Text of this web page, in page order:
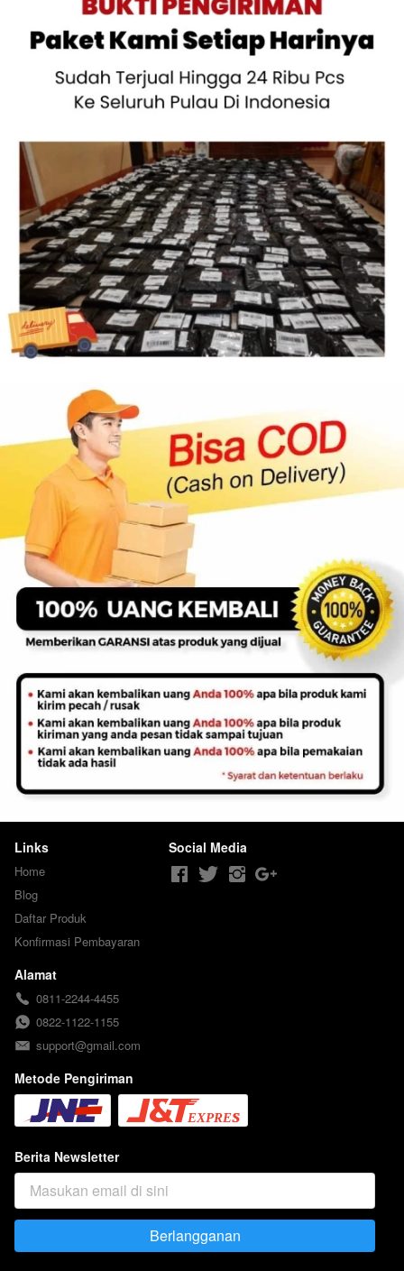
Links
Home
Blog
Daftar Produk
Konfirmasi Pembayaran
Social Media
Alamat
0811-2244-4455
0822-1122-1155
support@gmail.com
Metode Pengiriman
Berita Newsletter
`Berlangganan